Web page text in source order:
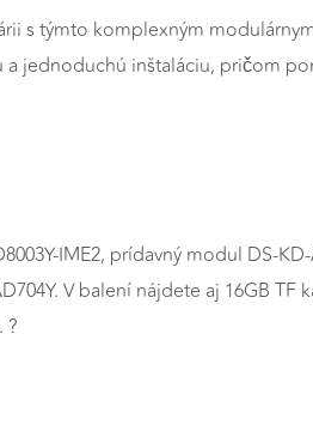
s týmto komplexným
jednoduchú inštaláciu, pričom
IME2, prídavný modul DS-
V balení nájdete aj 16GB TF
?